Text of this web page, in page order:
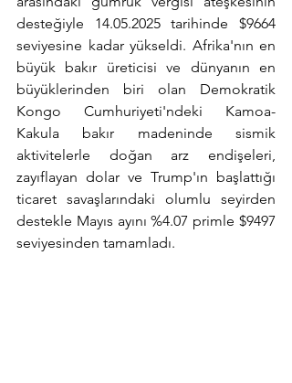
desteğiyle 14.05.2025 tarihinde $9664
seviyesine kadar yükseldi. Afrika'nın en
büyük bakır üreticisi ve dünyanın en
büyüklerinden biri olan Demokratik
Kongo Cumhuriyeti'ndeki Kamoa-
Kakula bakır madeninde sismik
aktivitelerle doğan arz endişeleri,
zayıflayan dolar ve Trump'ın başlattığı
ticaret savaşlarındaki olumlu seyirden
destekle Mayıs ayını %4.07 primle $9497
seviyesinden tamamladı.